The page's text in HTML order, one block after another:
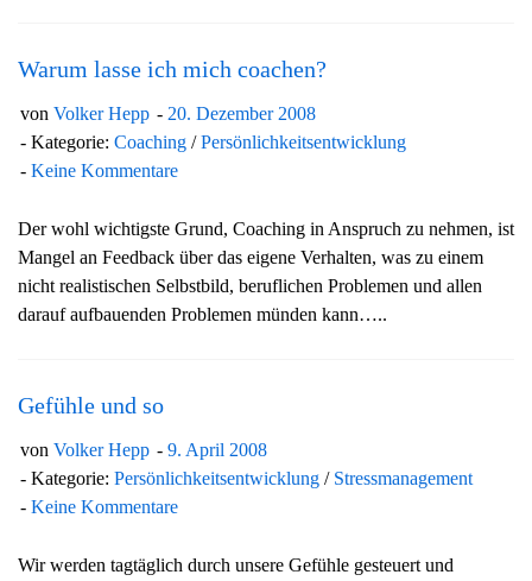
Warum lasse ich mich coachen?
von Volker Hepp
20. Dezember 2008
Kategorie: Coaching /Persönlichkeitsentwicklung
Keine Kommentare
Der wohl wichtigste Grund, Coaching in Anspruch zu nehmen, ist
Mangel an Feedback über das eigene Verhalten, was zu einem
nicht realistischen Selbstbild, beruflichen Problemen und allen
darauf aufbauenden Problemen münden kann…..
Gefühle und so
von Volker Hepp
9. April 2008
Kategorie: Persönlichkeitsentwicklung / Stressmanagement
Keine Kommentare
Wir werden tagtäglich durch unsere Gefühle gesteuert und